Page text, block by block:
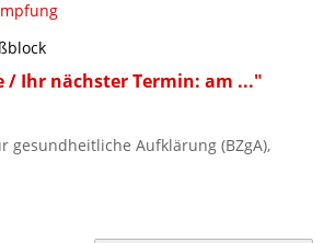
/ Ihr nächster Termin: am ..."
gesundheitliche Aufklärung (BZgA),